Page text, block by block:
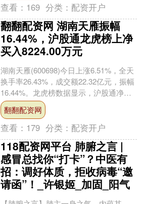
查看： 169 分类： 配资开户
翻翻配资网 湖南天雁振幅
16.44%，沪股通龙虎榜上净
买入8224.00万元
湖南天雁(600698)今日上涨6.51%，全天
换手率26.43%，成交额22.32亿元，振幅
16.44%。龙虎榜数据显示，沪股通净买
入8224.00万元，营业....
翻翻配资网
查看： 179 分类： 配资开户
118配资网平台 肺腑之言 |
感冒总找你“打卡”？中医有
招：调好体质，拒收病毒“邀
请函”！_许银姬_加固_阳气